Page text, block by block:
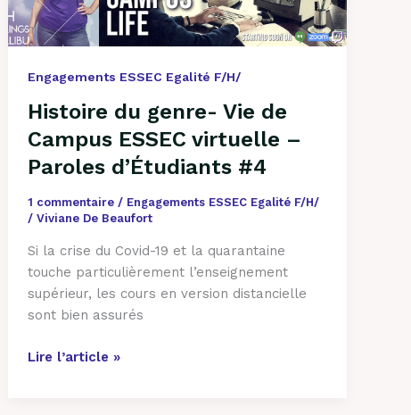
Engagements ESSEC Egalité F/H/
Histoire du genre- Vie de
Campus ESSEC virtuelle –
Paroles d’Étudiants #4
1 commentaire / Engagements ESSEC Egalité F/H/
/Viviane De Beaufort
Si la crise du Covid-19 et la quarantaine
touche particulièrement l’enseignement
supérieur, les cours en version distancielle
sont bien assurés
de
Campus
virtuelle
Paroles
d’Étudiants
#4
Lire l’article »